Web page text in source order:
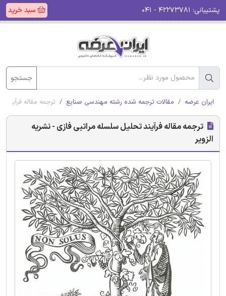
پشتیبانی: سبد خرید
جستجو
ایران عرضه مقالات ترجمه شده رشته مهندسی صنایع ترجمه مقاله فرآیند
ترجمه مقاله فرآیند تحلیل سلسله مراتبی فازی - نشریه
الزویر